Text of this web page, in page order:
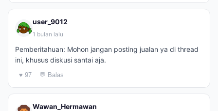
user_9012
1 bulan lalu
Pemberitahuan: Mohon jangan posting jualan ya di thread
ini, khusus diskusi santai aja.
♥ 97 💬 Balas
Wawan_Hermawan